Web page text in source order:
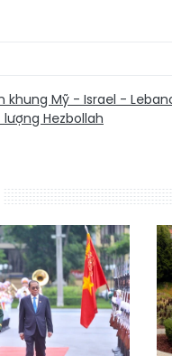
Mỹ - Israel -
Hezbollah